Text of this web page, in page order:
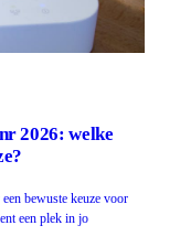
2026: welke
bewuste keuze voor
een plek in jo